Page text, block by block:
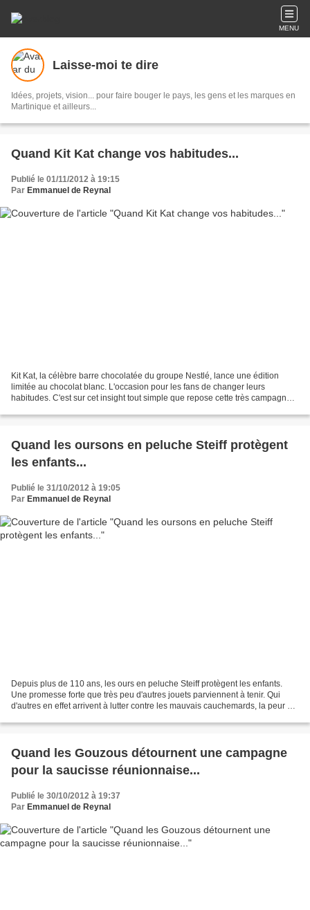
MENU
Laisse-moi te dire
Idées, projets, vision... pour faire bouger le pays, les gens et les marques en
Martinique et ailleurs...
Quand Kit Kat change vos habitudes...
Publié le 01/11/2012 à 19:15
Par Emmanuel de Reynal
Kit Kat, la célèbre barre chocolatée du groupe Nestlé, lance une édition
limitée au chocolat blanc. L'occasion pour les fans de changer leurs
habitudes. C'est sur cet insight tout simple que repose cette très campagne
Quand les oursons en peluche Steiff protègent
les enfants...
Publié le 31/10/2012 à 19:05
Par Emmanuel de Reynal
Depuis plus de 110 ans, les ours en peluche Steiff protègent les enfants.
Une promesse forte que très peu d'autres jouets parviennent à tenir. Qui
d'autres en effet arrivent à lutter contre les mauvais cauchemards, la peur du
Quand les Gouzous détournent une campagne
pour la saucisse réunionnaise...
Publié le 30/10/2012 à 19:37
Par Emmanuel de Reynal